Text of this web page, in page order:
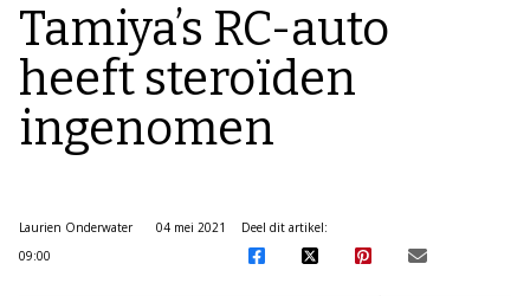
Tamiya’s RC-auto
heeft steroïden
ingenomen
Laurien Onderwater
04 mei 2021
09:00
Deel dit artikel: